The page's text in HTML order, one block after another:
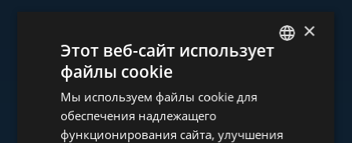
Ознакомьтесь с нашим
портфолио
HUNGARIAN
×
Этот веб-сайт использует
файлы cookie
Мы используем файлы cookie для
обеспечения надлежащего
функционирования сайта, улучшения